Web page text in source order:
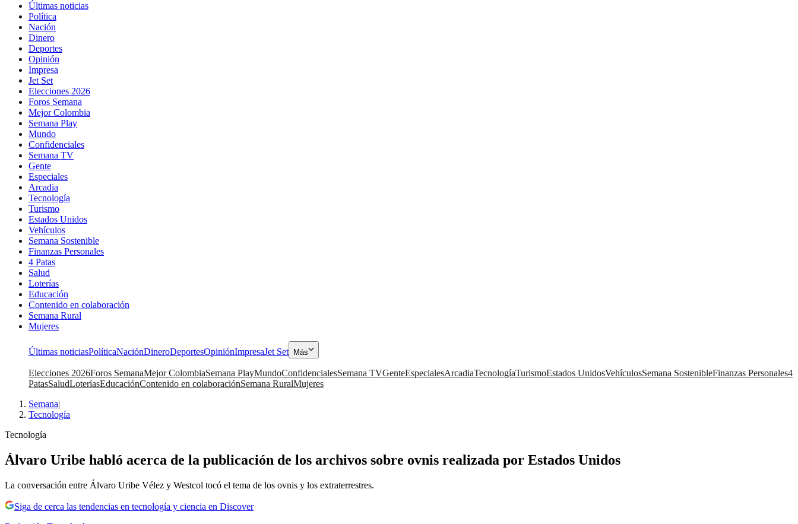
Últimas noticias
Política
Nación
Dinero
Deportes
Opinión
Impresa
Jet Set
Elecciones 2026
Foros Semana
Mejor Colombia
Semana Play
Mundo
Confidenciales
Semana TV
Gente
Especiales
Arcadia
Tecnología
Turismo
Estados Unidos
Vehículos
Semana Sostenible
Finanzas Personales
4 Patas
Salud
Loterías
Educación
Contenido en colaboración
Semana Rural
Mujeres
Últimas noticiasPolíticaNaciónDineroDeportesOpiniónImpresaJet Set Más
Elecciones 2026Foros SemanaMejor ColombiaSemana PlayMundoConfidencialesSemana TVGenteEspecialesArcadiaTecnologíaTurismoEstados UnidosVehículosSemana SostenibleFinanzas Personales4
PatasSaludLoteríasEducaciónContenido en colaboraciónSemana RuralMujeres
Semana|
Tecnología
Tecnología
Álvaro Uribe habló acerca de la publicación de los archivos sobre ovnis realizada por Estados Unidos
La conversación entre Álvaro Uribe Vélez y Westcol tocó el tema de los ovnis y los extraterrestres.
Siga de cerca las tendencias en tecnología y ciencia en Discover